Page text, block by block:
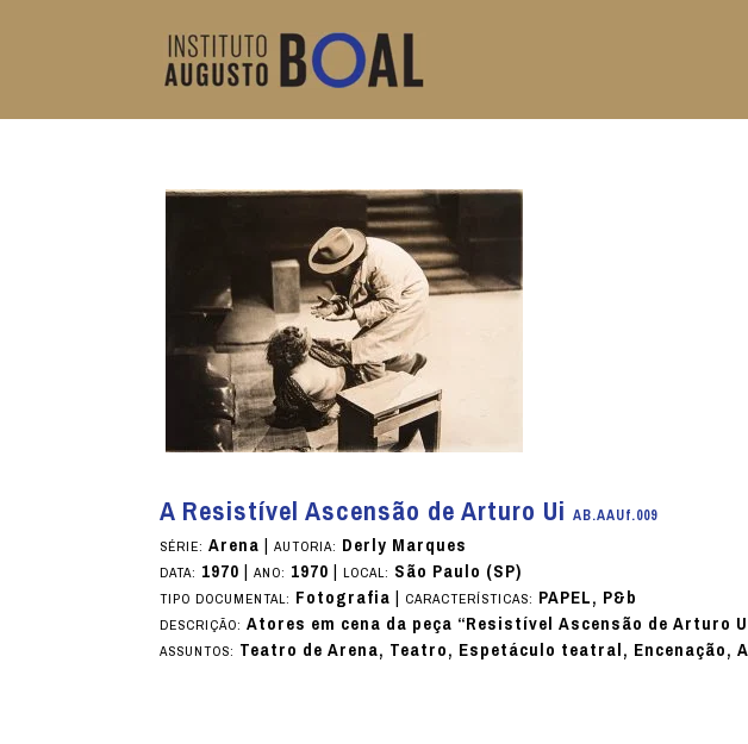
A Resistível Ascensão de Arturo UiAB.AAUf.009
SÉRIE:Arena|AUTORIA: Derly Marques
DATA: 1970|ANO: 1970|LOCAL: São Paulo (SP)
TIPO DOCUMENTAL: Fotografia| CARACTERÍSTICAS: PAPEL, P&b
DESCRIÇÃO:Atores em cena da peça “Resistível Ascensão de Arturo
ASSUNTOS: Teatro de Arena, Teatro, Espetáculo teatral, Encenação,